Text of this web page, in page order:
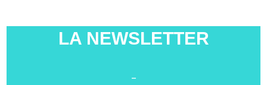
LA NEWSLETTER
-